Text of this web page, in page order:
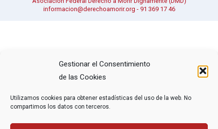
Gestionar el Consentimiento
de las Cookies
Utilizamos cookies para obtener estadísticas del uso de la web. No
compartimos los datos con terceros.
informacion@derechoamorir.org - 91 369 17 46